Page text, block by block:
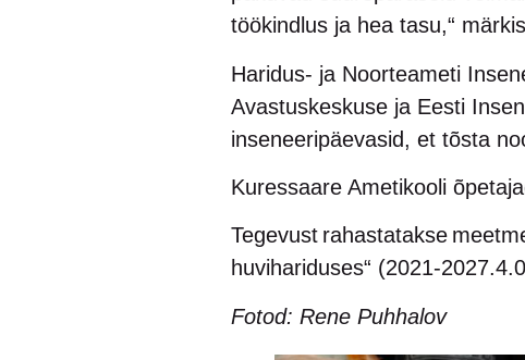
töökindlus ja hea tasu,“
Haridus- ja Noorteameti
Avastuskeskuse ja Eesti
inseneeripäevasid, et tõsta
Kuressaare Ametikooli
Tegevust rahastatakse
huvihariduses“ (2021-
Fotod: Rene Puhhalov